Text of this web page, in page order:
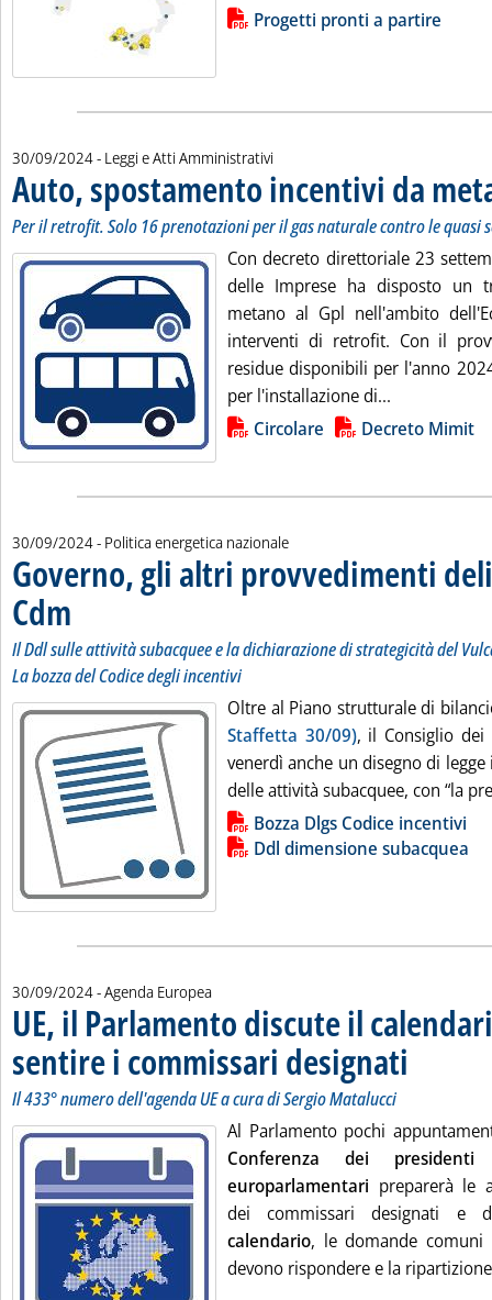
Lista allegati PDF alla notiziaProgetti pronti a partire
30/09/2024- Leggi e Atti Amministrativi
Auto, spostamento incentivi da
Per il retrofit. Solo 16 prenotazioni per il gas naturale contro le quasi
Con decreto direttoriale 23
delle Imprese ha disposto un
metano al Gpl nell'ambito
interventi di retrofit. Con il
residue disponibili per l'anno
per l'installazione di...
Lista allegati PDF alla notizia
Circolare Decreto Mimit
30/09/2024- Politica energetica nazionale
Governo, gli altri provvedimenti
Cdm . Sottotitolo: Il Ddl sulle attività subacquee e la dichiarazione di strategicità
. Pubblicata lunedì 30 settembre 2024 alle 15.57.
Il Ddl sulle attività subacquee e la dichiarazione di strategicità del
La bozza del Codice degli incentivi
Oltre al Piano strutturale di
Staffetta 30/09), il Consiglio dei
venerdì anche un disegno di
delle attività subacquee, con “la
Lista allegati PDF alla notiziaBozza Dlgs Codice incentivi
Ddl dimensione subacquea
30/09/2024- Agenda Europea
UE, il Parlamento discute il
sentire i commissari designati
Il 433° numero dell'agenda UE a cura di Sergio Matalucci
Al Parlamento pochi
Conferenza dei presidenti
europarlamentari preparerà le
dei commissari designati e
calendario, le domande
devono rispondere e la